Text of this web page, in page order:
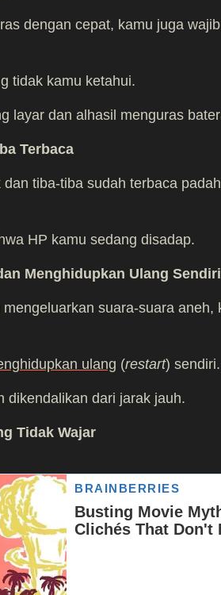
dengan cepat, kamu juga
tidak kamu ketahui.
layar dan alhasil menguras
Terbaca
tiba-tiba sudah terbaca
HP kamu sedang disadap.
Menghidupkan Ulang Sendiri
suara-suara aneh,
ulang (restart) sendiri.
dikendalikan dari jarak jauh.
Tidak Wajar